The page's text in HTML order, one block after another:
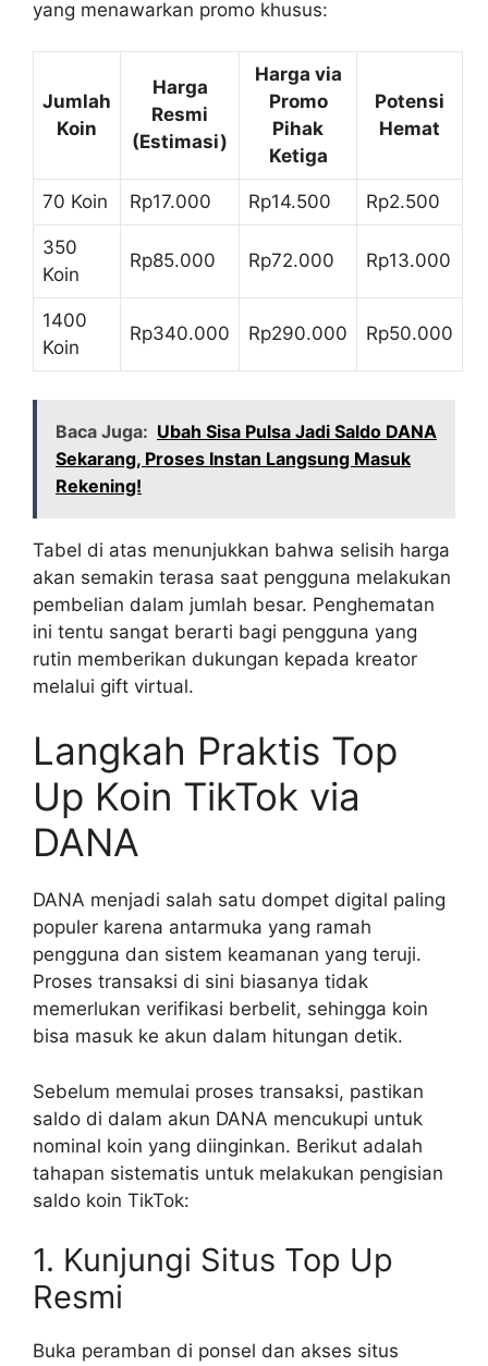
yang menawarkan promo khusus:
Jumlah
Koin
Harga
Resmi
(Estimasi)
Harga via
Promo
Pihak
Ketiga
Potensi
Hemat
70 Koin Rp17.000 Rp14.500 Rp2.500
350
Koin
Rp85.000 Rp72.000 Rp13.000
1400
Koin
Rp340.000 Rp290.000 Rp50.000
Baca Juga: Ubah Sisa Pulsa Jadi Saldo DANA
Sekarang, Proses Instan Langsung Masuk
Rekening!
Tabel di atas menunjukkan bahwa selisih harga
akan semakin terasa saat pengguna melakukan
pembelian dalam jumlah besar. Penghematan
ini tentu sangat berarti bagi pengguna yang
rutin memberikan dukungan kepada kreator
melalui gift virtual.
Langkah Praktis Top
Up Koin TikTok via
DANA
DANA menjadi salah satu dompet digital paling
populer karena antarmuka yang ramah
pengguna dan sistem keamanan yang teruji.
Proses transaksi di sini biasanya tidak
memerlukan verifikasi berbelit, sehingga koin
bisa masuk ke akun dalam hitungan detik.
Sebelum memulai proses transaksi, pastikan
saldo di dalam akun DANA mencukupi untuk
nominal koin yang diinginkan. Berikut adalah
tahapan sistematis untuk melakukan pengisian
saldo koin TikTok:
1. Kunjungi Situs Top Up
Resmi
Buka peramban di ponsel dan akses situs